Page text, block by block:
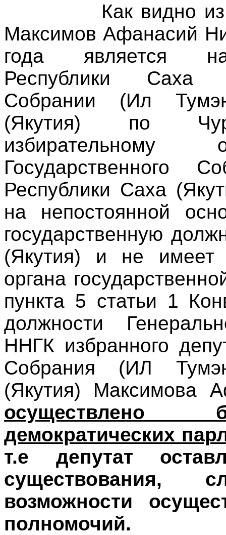
Как видно
Максимов Афанасий
года является
Республики Саха
Собрании (Ил
(Якутия) по
Государственного
Республики Саха
на непостоянной
государственную
(Якутия) и не имеет
органа
пункта 5 статьи 1
должности
ННГК избранного
Собрания (ИЛ
(Якутия) Максимова
осуществлено
демократических
т.е депутат
существования,
возможности
полномочий.